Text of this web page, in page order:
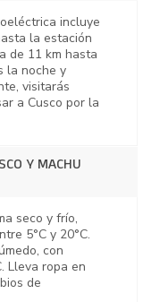
incluye
la estación
de 11 km hasta
la noche y
visitarás
a Cusco por la
Y MACHU
seco y frío,
5°C y 20°C.
con
Lleva ropa en
de